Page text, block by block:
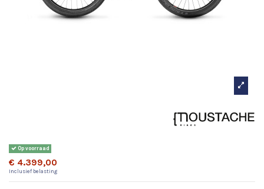
Op voorraad
€ 4.399,00
Inclusief belasting